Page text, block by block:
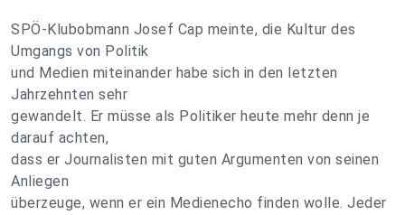
SPÖ-Klubobmann Josef Cap meinte, die Kultur des
Umgangs von Politik
und Medien miteinander habe sich in den letzten
Jahrzehnten sehr
gewandelt. Er müsse als Politiker heute mehr denn je
darauf achten,
dass er Journalisten mit guten Argumenten von seinen
Anliegen
überzeuge, wenn er ein Medienecho finden wolle. Jeder